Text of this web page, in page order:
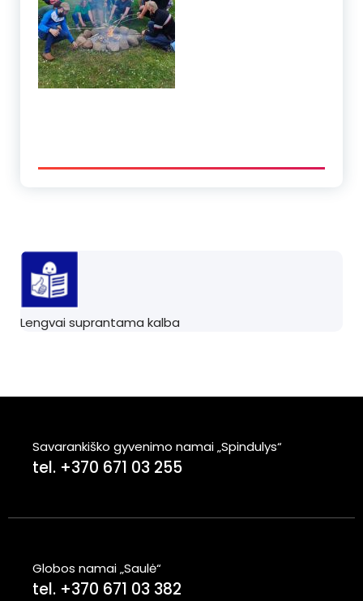
Lengvai suprantama kalba
Savarankiško gyvenimo namai „Spindulys“
tel. +370 671 03 255
Globos namai „Saulė“
tel. +370 671 03 382